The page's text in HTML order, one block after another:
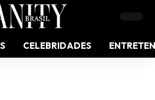
CELEBRIDADES